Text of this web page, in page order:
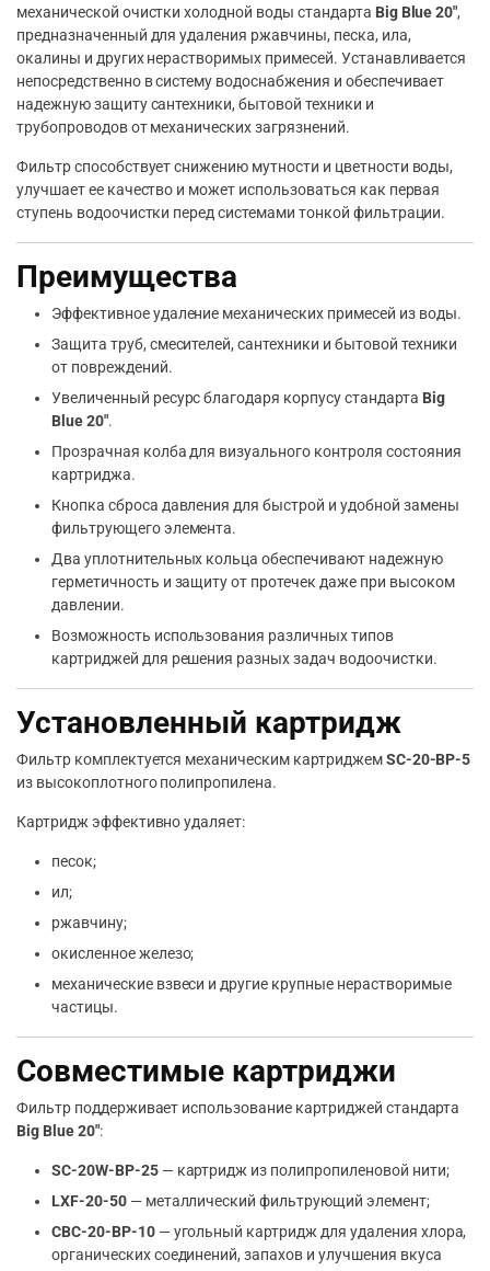
механической очистки холодной воды стандарта Big Blue 20″,
предназначенный для удаления ржавчины, песка, ила,
окалины и других нерастворимых примесей. Устанавливается
непосредственно в систему водоснабжения и обеспечивает
надежную защиту сантехники, бытовой техники и
трубопроводов от механических загрязнений.
Фильтр способствует снижению мутности и цветности воды,
улучшает ее качество и может использоваться как первая
ступень водоочистки перед системами тонкой фильтрации.
Преимущества
Эффективное удаление механических примесей из воды.
Защита труб, смесителей, сантехники и бытовой техники
от повреждений.
Увеличенный ресурс благодаря корпусу стандарта Big
Blue 20″.
Прозрачная колба для визуального контроля состояния
картриджа.
Кнопка сброса давления для быстрой и удобной замены
фильтрующего элемента.
Два уплотнительных кольца обеспечивают надежную
герметичность и защиту от протечек даже при высоком
давлении.
Возможность использования различных типов
картриджей для решения разных задач водоочистки.
Установленный картридж
Фильтр комплектуется механическим картриджемSC-20-BP-5
из высокоплотного полипропилена.
Картридж эффективно удаляет:
песок;
ил;
ржавчину;
окисленное железо;
механические взвеси и другие крупные нерастворимые
частицы.
Совместимые картриджи
Фильтр поддерживает использование картриджей стандарта
Big Blue 20″:
SC-20W-BP-25— картридж из полипропиленовой нити;
LXF-20-50— металлический фильтрующий элемент;
CBC-20-BP-10— угольный картридж для удаления хлора,
органических соединений, запахов и улучшения вкуса